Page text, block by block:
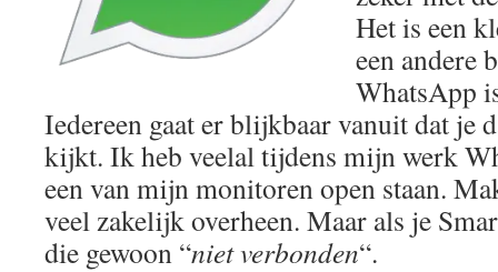
Het is een
een andere
WhatsApp
Iedereen gaat er blijkbaar vanuit dat je
kijkt. Ik heb veelal tijdens mijn werk
een van mijn monitoren open staan.
veel zakelijk overheen. Maar als je
die gewoon “niet verbonden“.